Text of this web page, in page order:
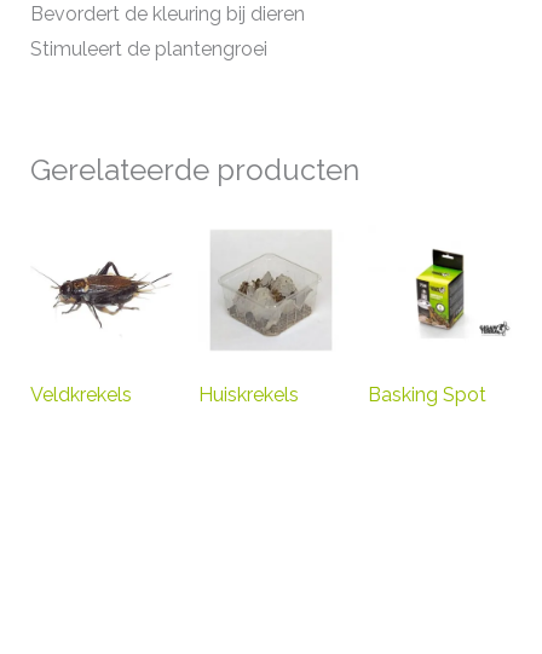
Bevordert de kleuring bij dieren
Stimuleert de plantengroei
Gerelateerde producten
Veldkrekels Huiskrekels Basking Spot